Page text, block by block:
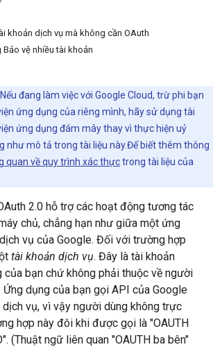
khoản dịch vụ mà không cần OAuth
Bảo vệ nhiều tài khoản
Nếu đang làm việc với Google Cloud, trừ phi bạn
ứng dụng của riêng mình, hãy sử dụng tài
ứng dụng đám mây thay vì thực hiện uỷ
như mô tả trong tài liệu này.Để biết thêm thông
quan về quy trình xác thựctrong tài liệu của
2.0 hỗ trợ các hoạt động tương tác
chủ, chẳng hạn như giữa một ứng
vụ của Google. Đối với trường hợp
tài khoản dịch vụ. Đây là tài khoản
của bạn chứ không phải thuộc về người
Ứng dụng của bạn gọi API của Google
vụ, vì vậy người dùng không trực
hợp này đôi khi được gọi là "OAUTH
(Thuật ngữ liên quan "OAUTH ba bên"